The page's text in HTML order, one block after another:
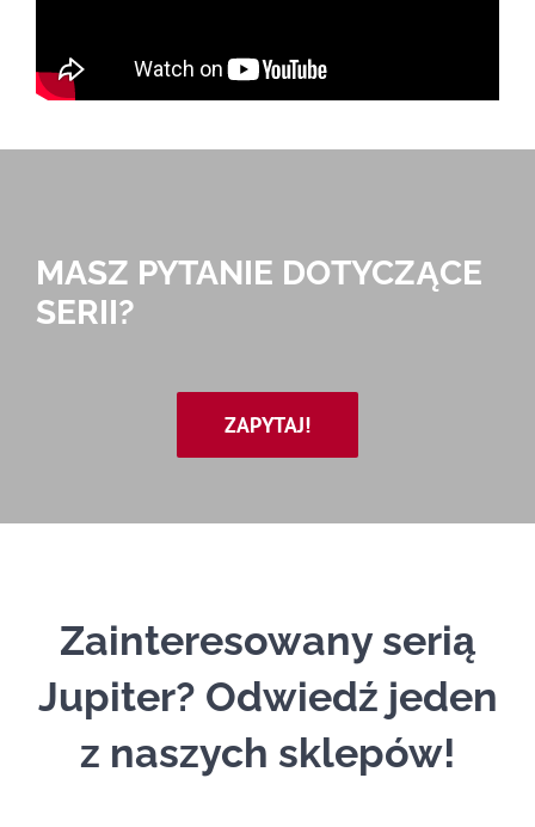
MASZ PYTANIE DOTYCZĄCE
SERII?
ZAPYTAJ!
Zainteresowany serią
Jupiter? Odwiedź jeden
z naszych sklepów!